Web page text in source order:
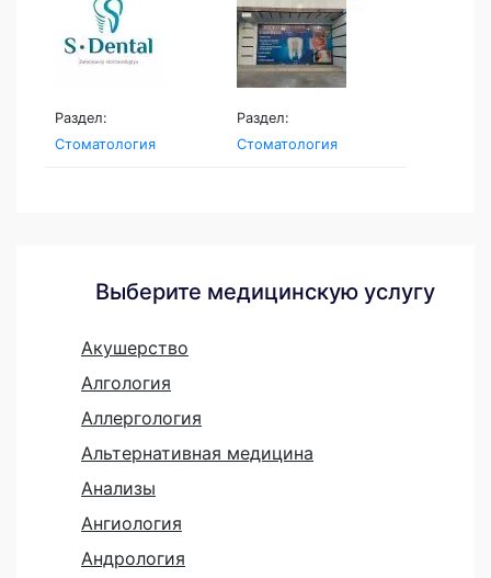
Раздел:
Стоматология
Раздел:
Стоматология
Выберите медицинскую услугу
Акушерство
Алгология
Аллергология
Альтернативная медицина
Анализы
Ангиология
Андрология